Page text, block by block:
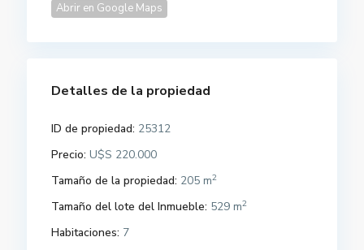
Abrir en Google Maps
Detalles de la propiedad
ID de propiedad: 25312
Precio: U$S 220.000
Tamaño de la propiedad: 205 m2
Tamaño del lote del Inmueble: 529 m2
Habitaciones: 7